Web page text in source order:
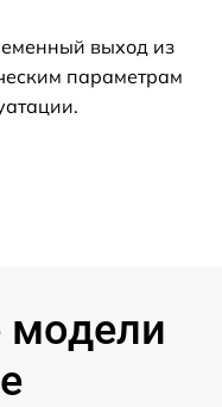
выход из
параметрам
модели